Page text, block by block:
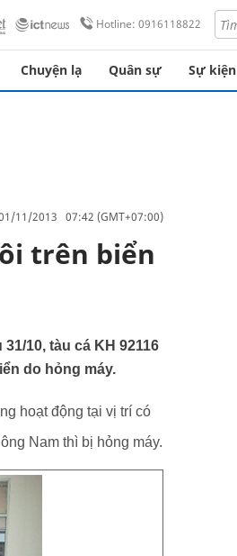
Hotline: 0916118822
Chuyện lạ Quân sự Sự kiện
11/2013 07:42 (GMT+07:00)
trên biển
10, tàu cá KH 92116
do hỏng máy.
hoạt động tại vị trí có
Nam thì bị hỏng máy.